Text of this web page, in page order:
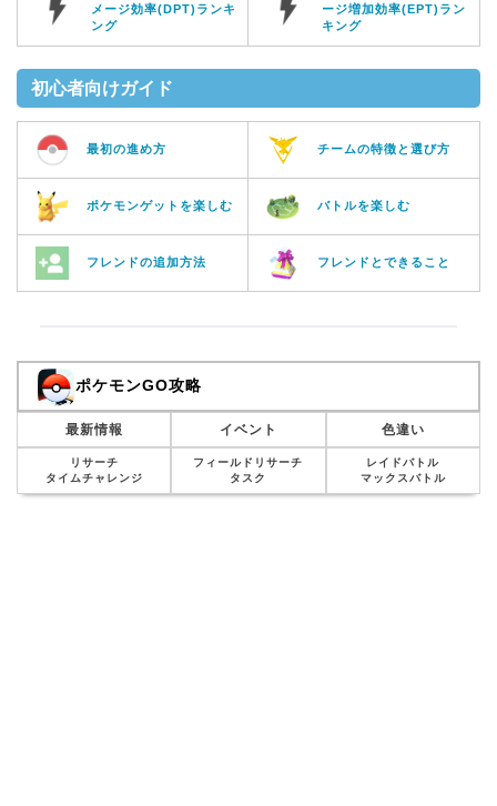
メージ効率(DPT)ランキ
ング
ージ増加効率(EPT)ラン
キング
初心者向けガイド
最初の進め方 チームの特徴と選び方
ポケモンゲットを楽しむ バトルを楽しむ
フレンドの追加方法 フレンドとできること
ポケモンGO攻略
最新情報 イベント 色違い
リサーチ
タイムチャレンジ
フィールドリサーチ
タスク
レイドバトル
マックスバトル